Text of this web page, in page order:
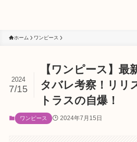
ホーム ワンピース
【ワンピース】最
タバレ考察！リリ
トラスの自爆！
2024
7/15
ワンピース 2024年7月15日